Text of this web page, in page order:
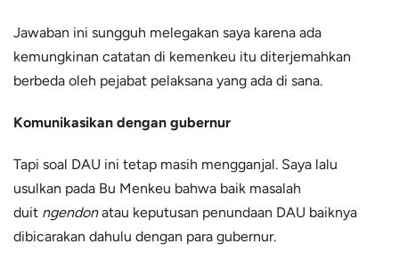
Jawaban ini sungguh melegakan saya karena ada
kemungkinan catatan di kemenkeu itu diterjemahkan
berbeda oleh pejabat pelaksana yang ada di sana.
Komunikasikan dengan gubernur
Tapi soal DAU ini tetap masih mengganjal. Saya lalu
usulkan pada Bu Menkeu bahwa baik masalah
duit ngendonatau keputusan penundaan DAU baiknya
dibicarakan dahulu dengan para gubernur.